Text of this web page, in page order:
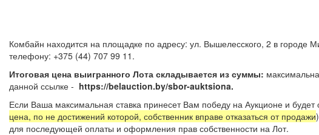
Комбайн находится на площадке по адресу: ул. Вышелесского, 2 в городе
телефону: +375 (44) 707 99 11.
Итоговая цена выигранного Лота складывается из суммы:
данной ссылке - https://belauction.by/sbor-auktsiona.
Если Ваша максимальная ставка принесет Вам победу на Аукционе и
цена, по не достижений которой, собственник вправе отказаться от продажи
для последующей оплаты и оформления прав собственности на Лот.